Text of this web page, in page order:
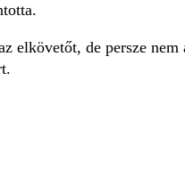
elkövetőt, de persze